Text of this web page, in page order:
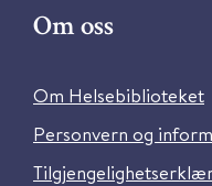
Om oss
Om Helsebiblioteket
Personvern og